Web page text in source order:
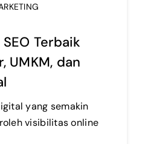
Terbaik
UMKM, dan
yang semakin
visibilitas online